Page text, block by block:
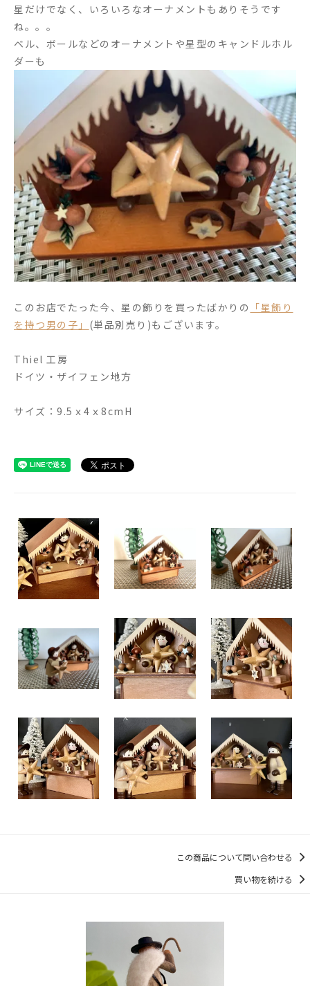
星だけでなく、いろいろなオーナメントもありそうです
ね。。。
ベル、ボールなどのオーナメントや星型のキャンドルホル
ダーも
このお店でたった今、星の飾りを買ったばかりの 「星飾り
を持つ男の子」 (単品別売り)もございます。
Thiel 工房
ドイツ・ザイフェン地方
サイズ：9.5ｘ4ｘ8cmH
この商品について問い合わせる
買い物を続ける